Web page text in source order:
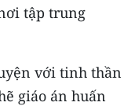
tập trung
với tinh thần
giáo án huấn